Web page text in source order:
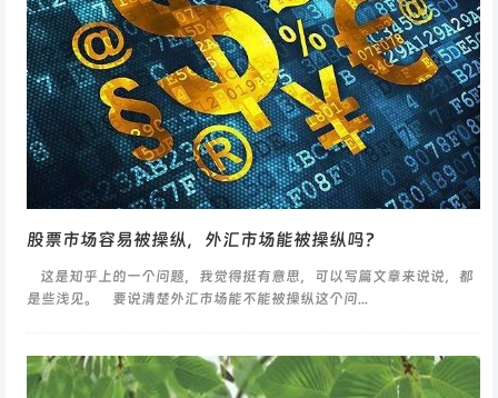
股票市场容易被操纵，外汇市场能被操纵吗？
这是知乎上的一个问题，我觉得挺有意思，可以写篇文章来说说，都
是些浅见。 要说清楚外汇市场能不能被操纵这个问...